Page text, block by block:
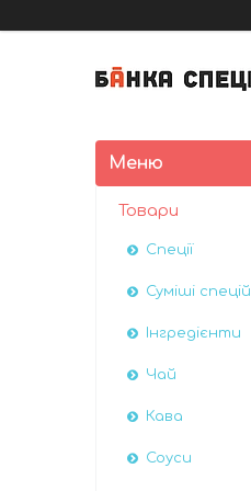
Товари
Спеції
Суміші спецій
Інгредієнти
Чай
Кава
Соуси